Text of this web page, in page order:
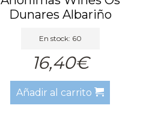
Dunares Albariño
En stock: 60
16,40€
Añadir al carrito